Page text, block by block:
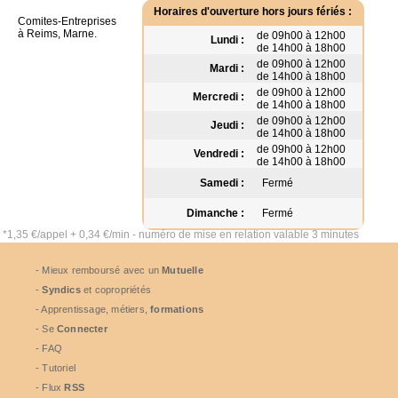
Horaires d'ouverture hors jours fériés :
Lundi :
de 09h00 à 12h00
de 14h00 à 18h00
Mardi :
de 09h00 à 12h00
de 14h00 à 18h00
Mercredi :
de 09h00 à 12h00
de 14h00 à 18h00
Jeudi :
de 09h00 à 12h00
de 14h00 à 18h00
Vendredi :
de 09h00 à 12h00
de 14h00 à 18h00
Samedi :
Fermé
Dimanche : Fermé
Comites-Entreprises
à Reims, Marne.
*1,35 €/appel + 0,34 €/min - numéro de mise en relation valable 3 minutes
- Mieux remboursé avec unMutuelle
-Syndicset copropriétés
- Apprentissage, métiers,formations
- Se Connecter
- FAQ
- Tutoriel
- FluxRSS